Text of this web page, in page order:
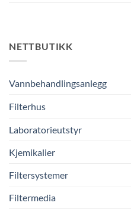
NETTBUTIKK
Vannbehandlingsanlegg
Filterhus
Laboratorieutstyr
Kjemikalier
Filtersystemer
Filtermedia